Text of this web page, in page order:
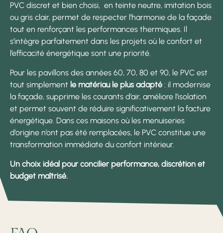
PVC discret et bien choisi, en teinte neutre, imitation bois
ou gris clair, permet de respecter l’harmonie de la façade
tout en renforçant les performances thermiques. Il
s’intègre parfaitement dans les projets où le confort et
l’efficacité énergétique sont une priorité.
Pour les pavillons des années 60, 70, 80 et 90, le PVC est
tout simplement le matériau le plus adapté : il modernise
la façade, supprime les courants d’air, améliore l’isolation
et permet souvent de réduire significativement la facture
énergétique. Dans ces maisons où les menuiseries
d’origine n’ont pas été remplacées, le PVC constitue une
transformation immédiate du confort intérieur.
Un choix idéal pour concilier performance, discrétion et
budget maîtrisé.